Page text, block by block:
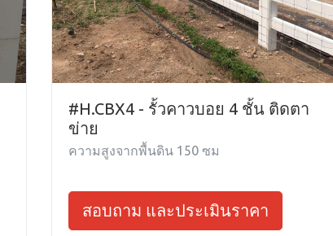
#H.CBX4 - รั้วคาวบอย 4 ชั้น ติดตา
ข่าย
ความสูงจากพื้นดิน 150 ซม
สอบถาม และประเมินราคา